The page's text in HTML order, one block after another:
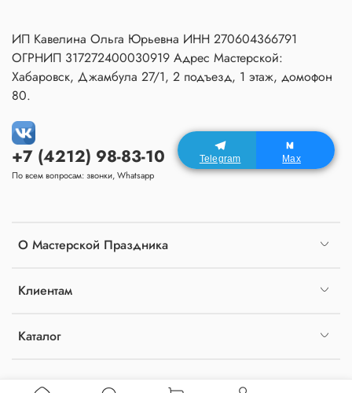
О Мастерской Праздника
Клиентам
Каталог
+7 (4212) 98-83-10
По всем вопросам: звонки, Whatsapp
ИП Кавелина Ольга Юрьевна ИНН 270604366791
ОГРНИП 317272400030919 Адрес Мастерской:
Хабаровск, Джамбула 27/1, 2 подъезд, 1 этаж, домофон
80.
Telegram Max